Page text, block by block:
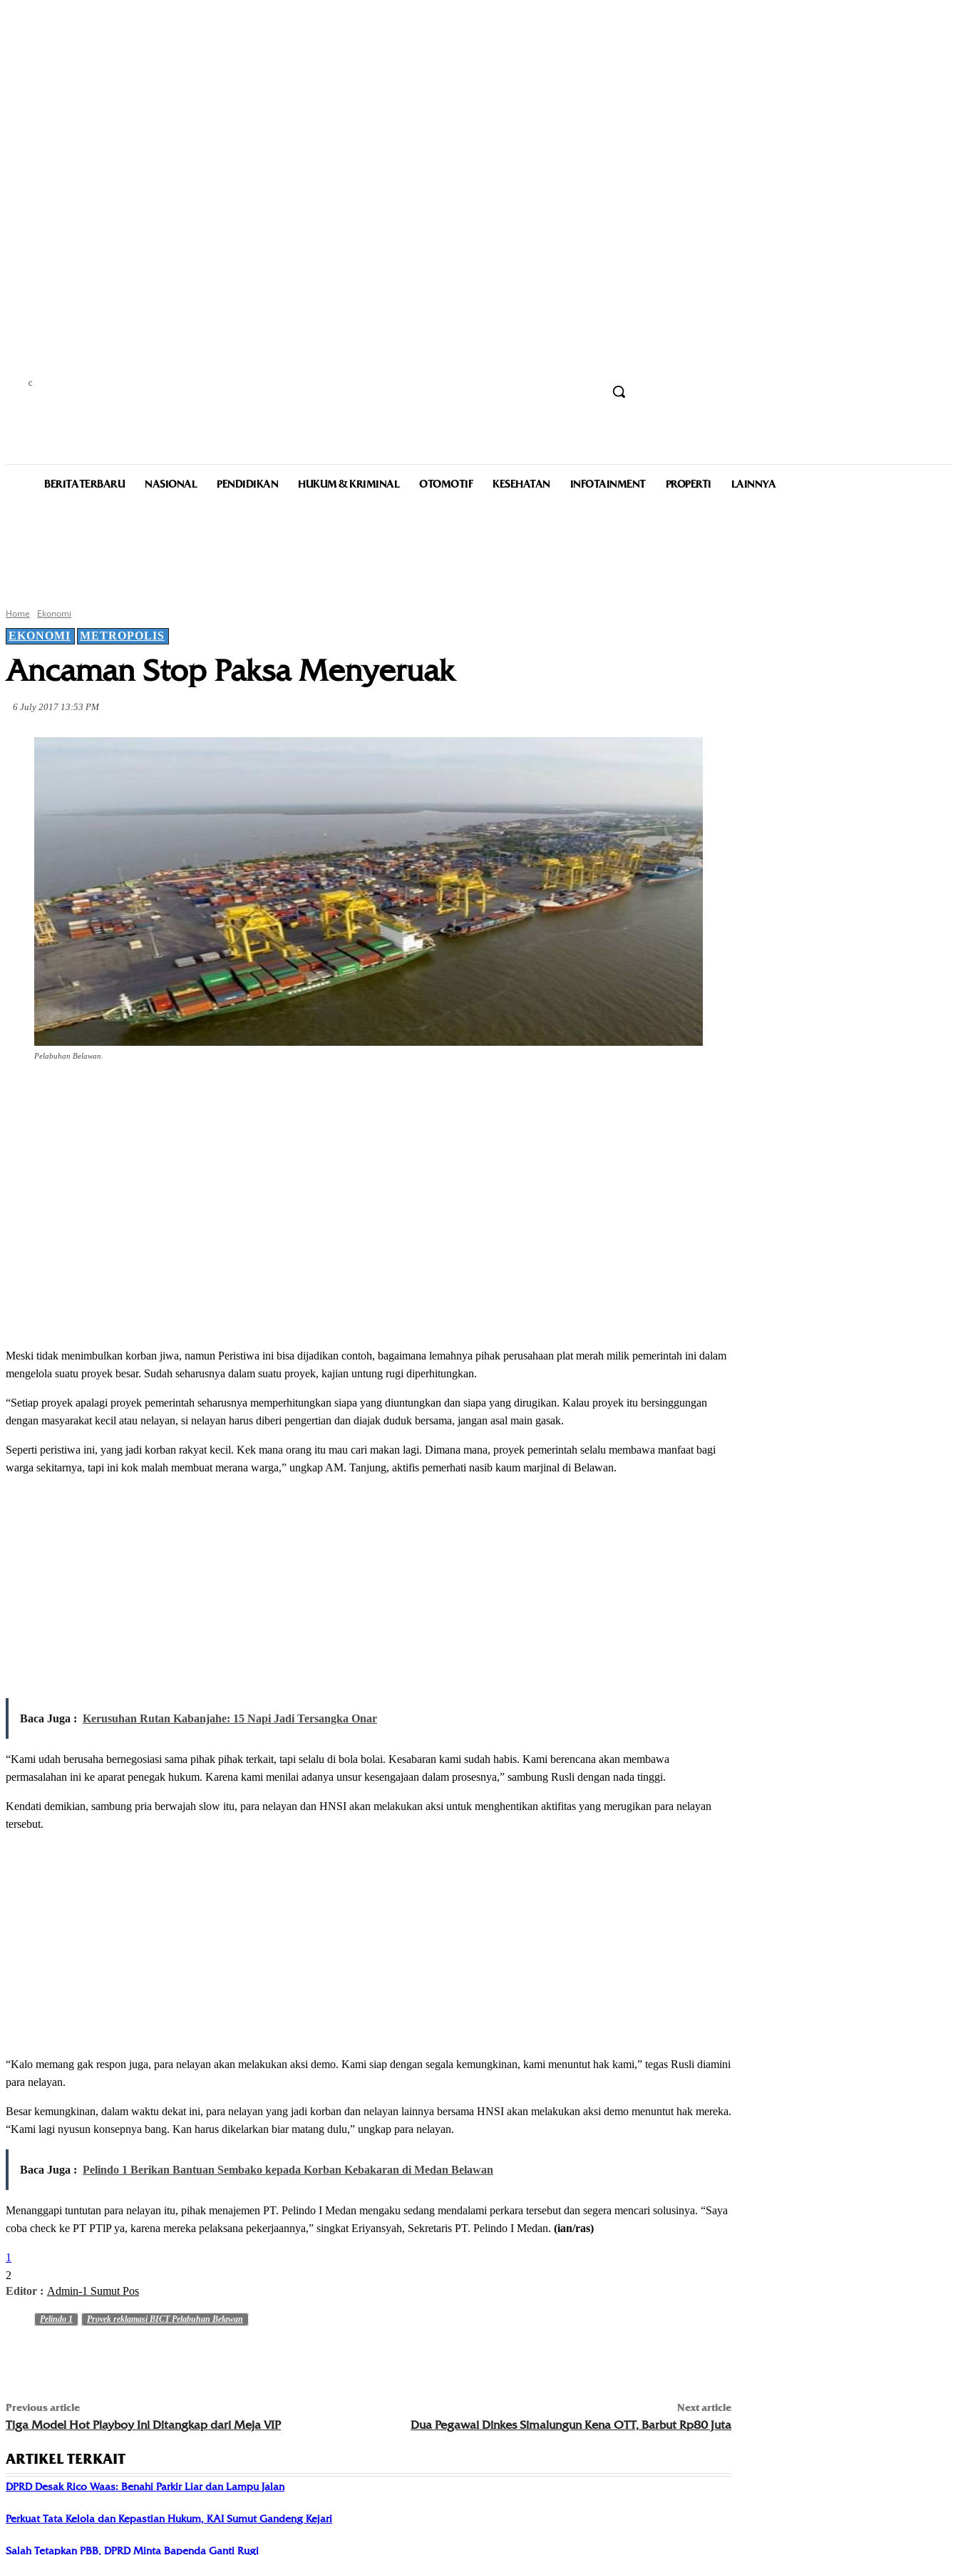
C
BERITA TERBARU NASIONAL PENDIDIKAN HUKUM & KRIMINAL OTOMOTIF KESEHATAN INFOTAINMENT PROPERTI LAINNYA
Home
Ekonomi
EKONOMI
METROPOLIS
Ancaman Stop Paksa Menyeruak
6 July 2017 13:53 PM
Pelabuhan Belawan.
Meski tidak menimbulkan korban jiwa, namun Peristiwa ini bisa dijadikan contoh, bagaimana lemahnya pihak perusahaan plat merah milik pemerintah ini dalam
mengelola suatu proyek besar. Sudah seharusnya dalam suatu proyek, kajian untung rugi diperhitungkan.
“Setiap proyek apalagi proyek pemerintah seharusnya memperhitungkan siapa yang diuntungkan dan siapa yang dirugikan. Kalau proyek itu bersinggungan
dengan masyarakat kecil atau nelayan, si nelayan harus diberi pengertian dan diajak duduk bersama, jangan asal main gasak.
Seperti peristiwa ini, yang jadi korban rakyat kecil. Kek mana orang itu mau cari makan lagi. Dimana mana, proyek pemerintah selalu membawa manfaat bagi
warga sekitarnya, tapi ini kok malah membuat merana warga,” ungkap AM. Tanjung, aktifis pemerhati nasib kaum marjinal di Belawan.
Baca Juga : Kerusuhan Rutan Kabanjahe: 15 Napi Jadi Tersangka Onar
“Kami udah berusaha bernegosiasi sama pihak pihak terkait, tapi selalu di bola bolai. Kesabaran kami sudah habis. Kami berencana akan membawa
permasalahan ini ke aparat penegak hukum. Karena kami menilai adanya unsur kesengajaan dalam prosesnya,” sambung Rusli dengan nada tinggi.
Kendati demikian, sambung pria berwajah slow itu, para nelayan dan HNSI akan melakukan aksi untuk menghentikan aktifitas yang merugikan para nelayan
tersebut.
“Kalo memang gak respon juga, para nelayan akan melakukan aksi demo. Kami siap dengan segala kemungkinan, kami menuntut hak kami,” tegas Rusli diamini
para nelayan.
Besar kemungkinan, dalam waktu dekat ini, para nelayan yang jadi korban dan nelayan lainnya bersama HNSI akan melakukan aksi demo menuntut hak mereka.
“Kami lagi nyusun konsepnya bang. Kan harus dikelarkan biar matang dulu,” ungkap para nelayan.
Baca Juga : Pelindo 1 Berikan Bantuan Sembako kepada Korban Kebakaran di Medan Belawan
Menanggapi tuntutan para nelayan itu, pihak menajemen PT. Pelindo I Medan mengaku sedang mendalami perkara tersebut dan segera mencari solusinya. “Saya
coba check ke PT PTlP ya, karena mereka pelaksana pekerjaannya,” singkat Eriyansyah, Sekretaris PT. Pelindo I Medan. (ian/ras)
1
2
Editor : Admin-1 Sumut Pos
Pelindo 1 Proyek reklamasi BICT Pelabuhan Belawan
Previous article
Tiga Model Hot Playboy Ini Ditangkap dari Meja VIP
Next article
Dua Pegawai Dinkes Simalungun Kena OTT, Barbut Rp80 Juta
ARTIKEL TERKAIT
DPRD Desak Rico Waas: Benahi Parkir Liar dan Lampu Jalan
Perkuat Tata Kelola dan Kepastian Hukum, KAI Sumut Gandeng Kejari
Salah Tetapkan PBB, DPRD Minta Bapenda Ganti Rugi